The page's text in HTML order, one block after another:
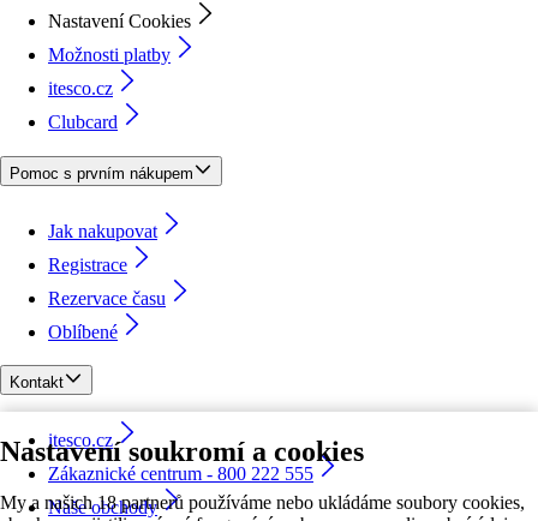
Nastavení soukromí a cookies
My a našich 18 partnerů používáme nebo ukládáme soubory cookies,
Nastavení Cookies
Možnosti platby
itesco.cz
Clubcard
Pomoc s prvním nákupem
Jak nakupovat
Registrace
Rezervace času
Oblíbené
Kontakt
itesco.cz
Zákaznické centrum - 800 222 555
Naše obchody